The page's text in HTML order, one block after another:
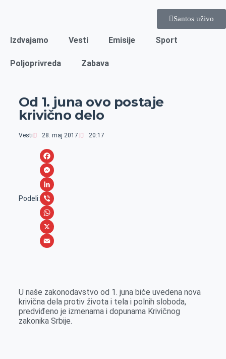
Santos uživo
Izdvajamo Vesti Emisije Sport
Poljoprivreda Zabava
Od 1. juna ovo postaje
krivično delo
Vesti 28. maj 2017. 20:17
Podeli:
F
a
c
e
b
o
M
e
s
s
e
r
L
i
n
k
n
V
i
b
W
h
A
p
p
X
i
l
U naše zakonodavstvo od 1. juna biće uvedena nova
krivična dela protiv života i tela i polnih sloboda,
predviđeno je izmenama i dopunama Krivičnog
zakonika Srbije.